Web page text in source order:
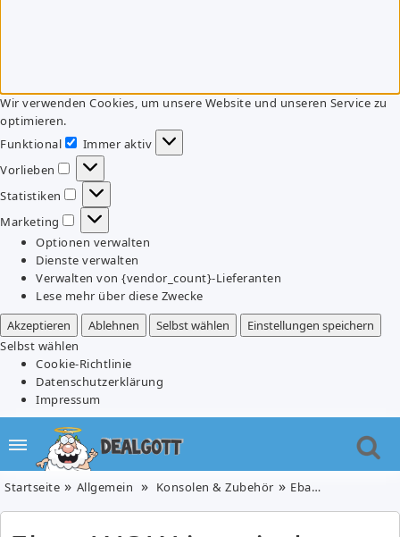
Wir verwenden Cookies, um unsere Website und unseren Service zu
optimieren.
Funktional
Funktional
Immer aktiv
Vorlieben
Vorlieben
Statistiken
Statistiken
Marketing
Marketing
Optionen verwalten
Dienste verwalten
Verwalten von {vendor_count}-Lieferanten
Lese mehr über diese Zwecke
Akzeptieren
Ablehnen Selbst wählen
Einstellungen speichern
Selbst wählen
Cookie-Richtlinie
Datenschutzerklärung
Impressum
Startseite Allgemein Konsolen & Zubehör Ebay WOW ist wieder da!